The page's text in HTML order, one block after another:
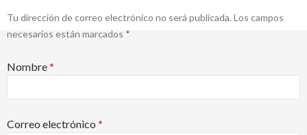
Tu dirección de correo electrónico no será publicada. Los campos
necesarios están marcados *
Nombre*
Correo electrónico *
Diseño y Desarrollo Web: SCAIT UNT